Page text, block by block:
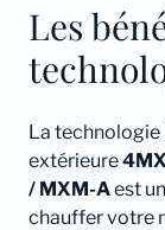
Les
La technologie
extérieure
/ MXM-Aest
chauffer votre